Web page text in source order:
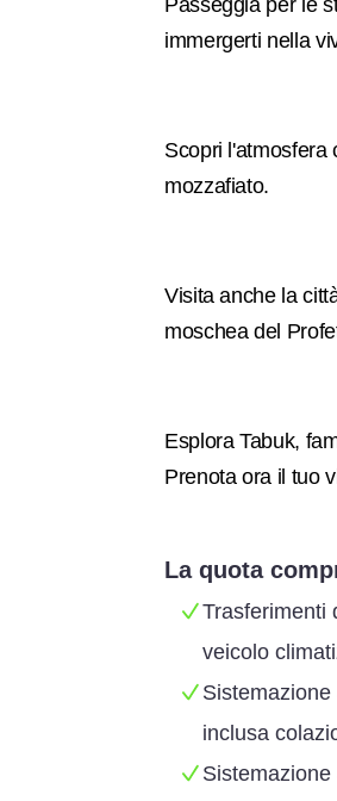
Passeggia per le
immergerti nella
Scopri l'atmosfera
mozzafiato.
Visita anche la
moschea del
Esplora Tabuk,
Prenota ora il tuo
La quota
Trasferimenti
veicolo
inclusa